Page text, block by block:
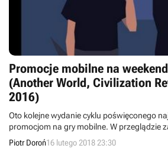
Promocje mobilne na
(Another World, Civilization
2016)
Oto kolejne wydanie cyklu poświęconego
promocjom na gry mobilne. W przeglądzie
o przecenach takich tytułów jak Another
Revolution 2, F1 2016, To the Moon, Fiz:
Piotr Doroń16 lutego 2018 23:30